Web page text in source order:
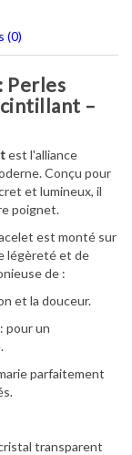
(0)
Perles
–
est l'alliance
Conçu pour
et lumineux, il
poignet.
est monté sur
légèreté et de
de :
et la douceur.
: pour un
parfaitement
transparent